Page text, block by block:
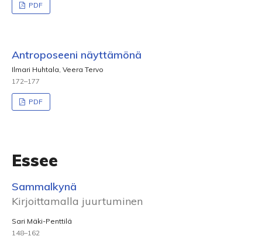
PDF
Antroposeeni näyttämönä
Ilmari Huhtala, Veera Tervo
172–177
PDF
Essee
Sammalkynä
Kirjoittamalla juurtuminen
Sari Mäki-Penttilä
148–162